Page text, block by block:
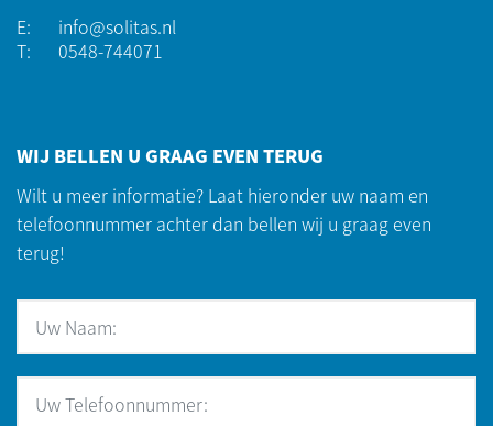
E:
info@solitas.nl
T:
0548-744071
WIJ BELLEN U GRAAG EVEN TERUG
Wilt u meer informatie? Laat hieronder uw naam en
telefoonnummer achter dan bellen wij u graag even
terug!